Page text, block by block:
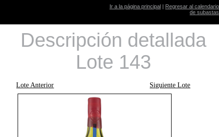
Ir a la página principal | Regresar al calendario
de subastas
Descripción detallada
Lote 143
Lote Anterior Siguiente Lote